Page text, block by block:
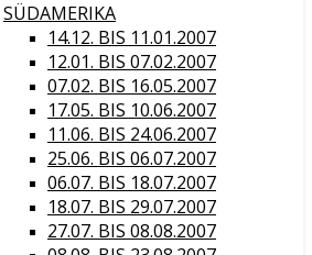
SÜDAMERIKA
14.12. BIS 11.01.2007
12.01. BIS 07.02.2007
07.02. BIS 16.05.2007
17.05. BIS 10.06.2007
11.06. BIS 24.06.2007
25.06. BIS 06.07.2007
06.07. BIS 18.07.2007
18.07. BIS 29.07.2007
27.07. BIS 08.08.2007